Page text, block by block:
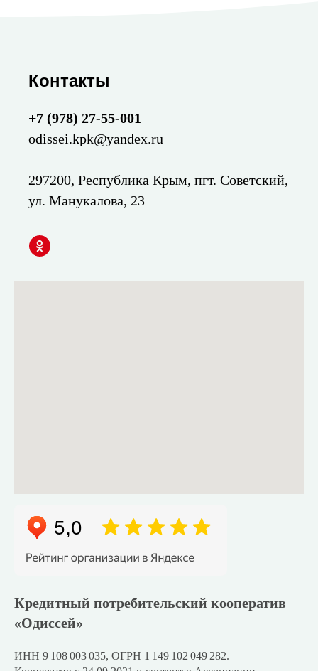
Контакты
+7 (978) 27-55-001
odissei.kpk@yandex.ru
297200, Республика Крым, пгт. Советский,
ул. Манукалова, 23
Кредитный потребительский кооператив
«Одиссей»
ИНН 9 108 003 035, ОГРН 1 149 102 049 282.